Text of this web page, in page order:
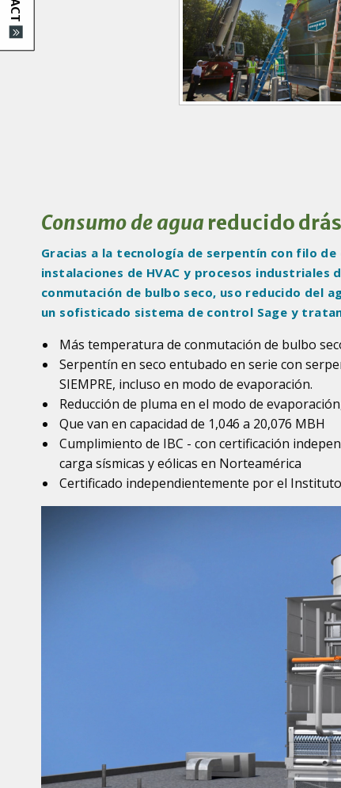
Consumo de agua reducido
Gracias a la tecnología de serpentín con filo
instalaciones de HVAC y procesos
conmutación de bulbo seco, uso reducido del
un sofisticado sistema de control Sage y
Más temperatura de conmutación de bulbo
Serpentín en seco entubado en serie con
SIEMPRE, incluso en modo de evaporación.
Reducción de pluma en el modo de
Que van en capacidad de 1,046 a 20,076 MBH
Cumplimiento de IBC - con certificación
carga sísmicas y eólicas en Norteamérica
Certificado independientemente por el